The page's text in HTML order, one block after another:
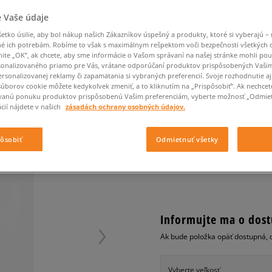
Dickies
Saucony
Clarks
Klobúky
-50 % na druhé balenie
ponožiek
Crocs
Dr. Martens
Eastpak
Empire
Ľadvinky
Rukavice
-50 % na druhé balení
ponožek
Converse
DC
Dickies
Eastpak
Fila
Jansport
Jordan
Lacoste
Nike Air Max DN8
Nike Air Force 1 LV8
Jordan 4
New Balance 530
New Balance 1906
Puma Suede XL
Puma Palermo
Klobúky
Peráčníky
ADIDAS RUKSAK BP
unisex, ruksaky
0.0( 0)
24,95€cena s
Informujte ma o
Ak bude položka opäť dostupná,
Vyberte veľkosť
Vaše údaje
úsilie, aby bol nákup našich Zákazníkov úspešný a produkty, ktoré si vyberajú –
ich potrebám. Robíme to však s maximálnym rešpektom voči bezpečnosti všetkých
„OK”, ak chcete, aby sme informácie o Vašom správaní na našej stránke mohli
priamo pre Vás, vrátane odporúčaní produktov prispôsobených
reklamy či zapamätania si vybraných preferencií. Svoje rozhodnutie
cookie môžete kedykoľvek zmeniť, a to kliknutím na „Prispôsobiť”. Ak
ponuku produktov prispôsobenú Vašim preferenciám, vyberte možnosť
nájdete v našich zásadách ochrany osobných údajov.
Odmietnuť všetky